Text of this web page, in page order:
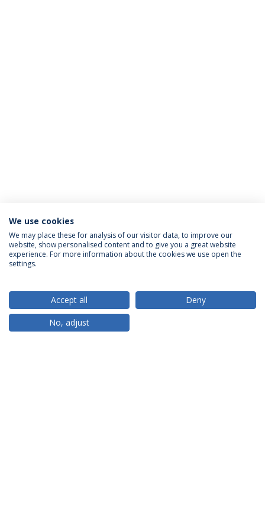
ACREDITAÇÕES
RANKINGS
We use cookies
We may place these for analysis of our visitor data, to improve our
website, show personalised content and to give you a great website
experience. For more information about the cookies we use open the
settings.
Accept all
Deny
No, adjust